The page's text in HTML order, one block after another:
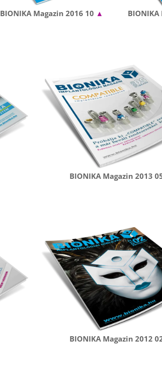
BIONIKA Magazin 2016 10 ▲ BIONIKA
BIONIKA Magazin 2013
BIONIKA Magazin 2012